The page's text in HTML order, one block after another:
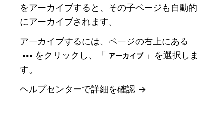
をアーカイブすると、その子ページも自動的
にアーカイブされます。
アーカイブするには、ページの右上にある
••• をクリックし、「 アーカイブ
」を選択しま
す。
ヘルプセンターで詳細を確認 →